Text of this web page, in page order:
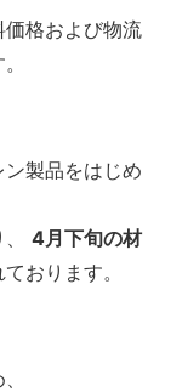
格および物流
製品をはじめ
4月下旬の材
おります。